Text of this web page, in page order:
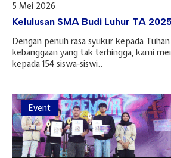
5 Mei 2026
Kelulusan SMA Budi Luhur TA
Dengan penuh rasa syukur kepada
kebanggaan yang tak terhingga, kami
kepada 154 siswa-siswi..
Event